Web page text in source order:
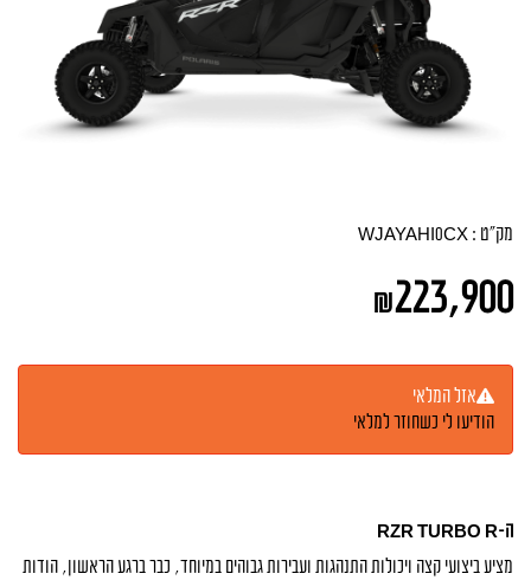
מק"ט : WJAYAHI0CX
₪223,900
אזל המלאי
הודיעו לי כשחוזר למלאי
ה-RZR TURBO R
מציע ביצועי קצה ויכולות התנהגות ועבירות גבוהים במיוחד, כבר ברגע הראשון, הודות